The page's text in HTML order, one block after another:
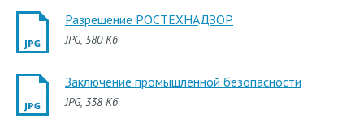
Разрешение РОСТЕХНАДЗОР
JPG, 580 Кб
Заключение промышленной безопасности
JPG, 338 Кб